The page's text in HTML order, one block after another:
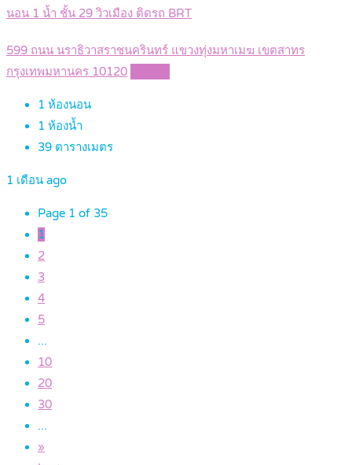
นอน 1 น้ำ ชั้น 29 วิวเมือง ติดรถ BRT
599 ถนน นราธิวาสราชนครินทร์ แขวงทุ่งมหาเมฆ เขตสาทร
กรุงเทพมหานคร 10120
1 ห้องนอน
1 ห้องน้ำ
39 ตารางเมตร
1 เดือน ago
Page 1 of 35
1
2
3
4
5
...
10
20
30
...
»